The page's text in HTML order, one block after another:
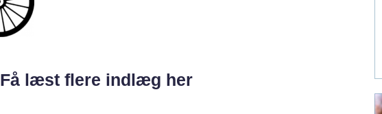
Få læst flere indlæg her